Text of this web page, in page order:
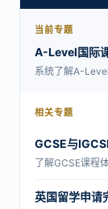
当前专题
A-Level国际
系统了解A-
相关专题
GCSE与
了解GCSE课程
英国留学申请